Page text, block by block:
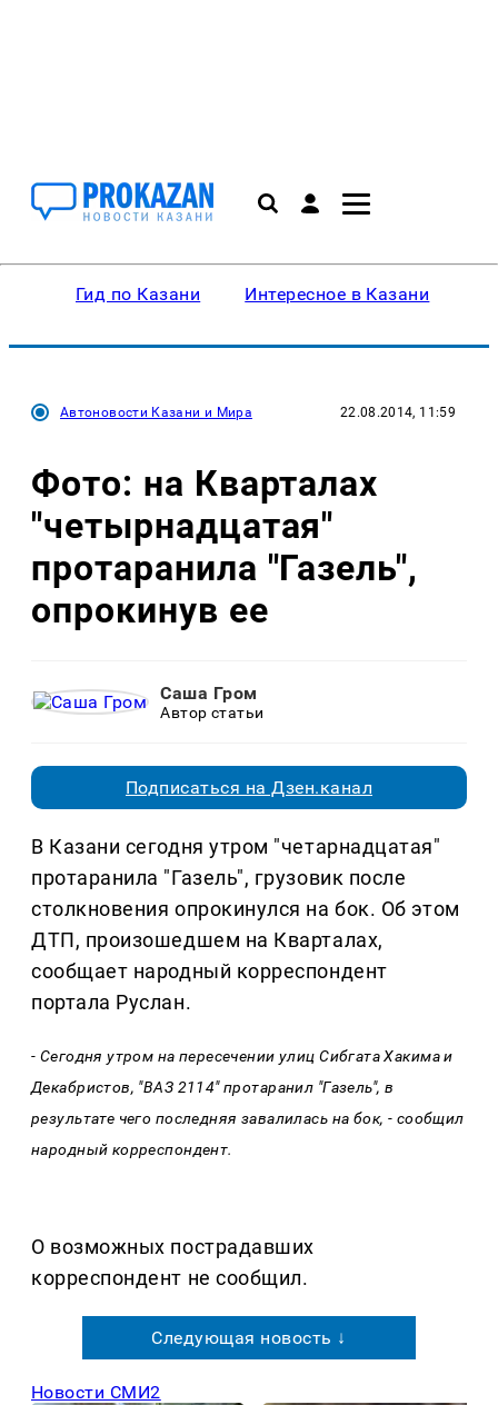
Гид по Казани Интересное в Казани
Автоновости Казани и Мира 22.08.2014, 11:59
Фото: на Кварталах
"четырнадцатая"
протаранила "Газель",
опрокинув ее
Саша Гром
Автор статьи
Подписаться на Дзен.канал
В Казани сегодня утром "четарнадцатая"
протаранила "Газель", грузовик после
столкновения опрокинулся на бок. Об этом
ДТП, произошедшем на Кварталах,
сообщает народный корреспондент
портала Руслан.
- Сегодня утром на пересечении улиц Сибгата Хакима и
Декабристов, "ВАЗ 2114" протаранил "Газель", в
результате чего последняя завалилась на бок, - сообщил
народный корреспондент.
О возможных пострадавших
корреспондент не сообщил.
Следующая новость ↓
Новости СМИ2